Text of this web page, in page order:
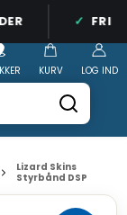
FRI
LOG IND
KURV
Lizard Skins
Styrbånd DSP